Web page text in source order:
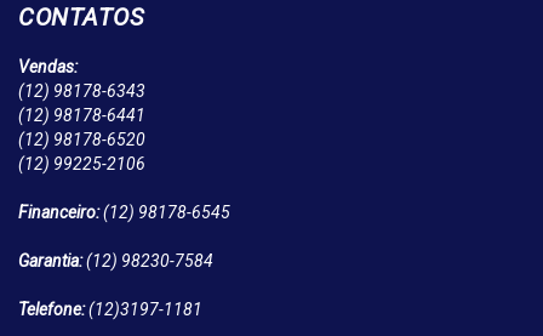
CONTATOS
Vendas:
(12) 98178-6343
(12) 98178-6441
(12) 98178-6520
(12) 99225-2106
Financeiro:(12) 98178-6545
Garantia:(12) 98230-7584
Telefone:(12)3197-1181